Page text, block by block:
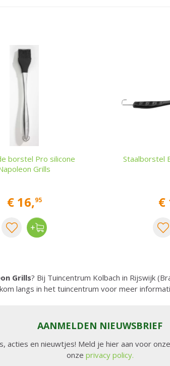
borstel Pro silicone
Grills
€ 16,95
Staalborstel
€
Grills? Bij Tuincentrum Kolbach in Rijswijk
langs in het tuincentrum voor meer
AANMELDEN NIEUWSBRIEF
acties en nieuwtjes! Meld je hier aan voor
onze privacy policy.